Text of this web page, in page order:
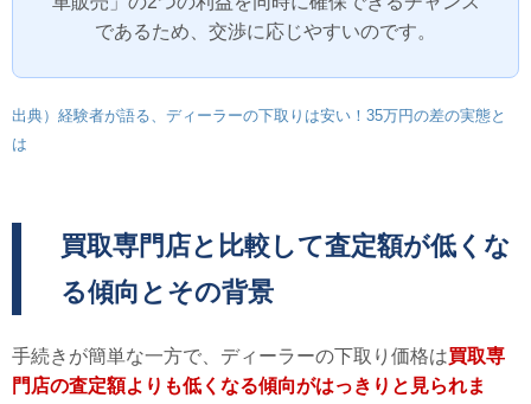
であるため、交渉に応じやすいのです。
出典）経験者が語る、ディーラーの下取りは安い！35万円の差の実態と
は
買取専門店と比較して査定額が低くな
る傾向とその背景
手続きが簡単な一方で、ディーラーの下取り価格は買取専
門店の査定額よりも低くなる傾向がはっきりと見られま